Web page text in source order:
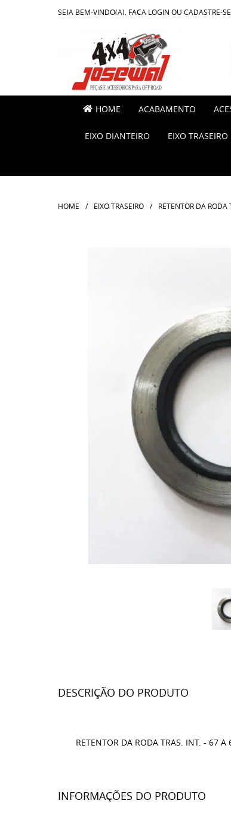
SEJA BEM-VINDO(A), FAÇA LOGIN OU CADASTRE-SE
HOME ACABAMENTO
EIXO DIANTEIRO EIXO TRASEIRO
HOME EIXO TRASEIRO RETENTOR DA RODA
DESCRIÇÃO DO PRODUTO
RETENTOR DA RODA TRAS. INT. - 67
INFORMAÇÕES DO PRODUTO